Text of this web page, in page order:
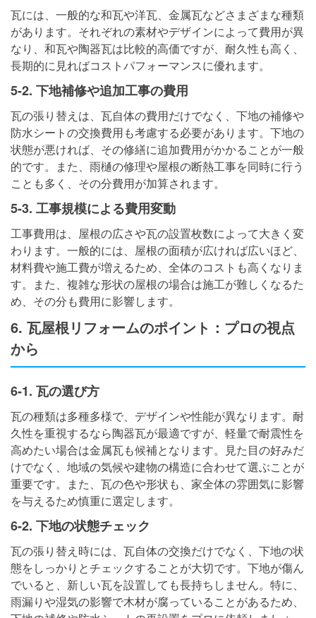
瓦には、一般的な和瓦や洋瓦、金属瓦などさまざまな種類
があります。それぞれの素材やデザインによって費用が異
なり、和瓦や陶器瓦は比較的高価ですが、耐久性も高く、
長期的に見ればコストパフォーマンスに優れます。
5-2. 下地補修や追加工事の費用
瓦の張り替えは、瓦自体の費用だけでなく、下地の補修や
防水シートの交換費用も考慮する必要があります。下地の
状態が悪ければ、その修繕に追加費用がかかることが一般
的です。また、雨樋の修理や屋根の断熱工事を同時に行う
ことも多く、その分費用が加算されます。
5-3. 工事規模による費用変動
工事費用は、屋根の広さや瓦の設置枚数によって大きく変
わります。一般的には、屋根の面積が広ければ広いほど、
材料費や施工費が増えるため、全体のコストも高くなりま
す。また、複雑な形状の屋根の場合は施工が難しくなるた
め、その分も費用に影響します。
6. 瓦屋根リフォームのポイント：プロの視点
から
6-1. 瓦の選び方
瓦の種類は多種多様で、デザインや性能が異なります。耐
久性を重視するなら陶器瓦が最適ですが、軽量で耐震性を
高めたい場合は金属瓦も候補となります。見た目の好みだ
けでなく、地域の気候や建物の構造に合わせて選ぶことが
重要です。また、瓦の色や形状も、家全体の雰囲気に影響
を与えるため慎重に選定します。
6-2. 下地の状態チェック
瓦の張り替え時には、瓦自体の交換だけでなく、下地の状
態をしっかりとチェックすることが大切です。下地が傷ん
でいると、新しい瓦を設置しても長持ちしません。特に、
雨漏りや湿気の影響で木材が腐っていることがあるため、